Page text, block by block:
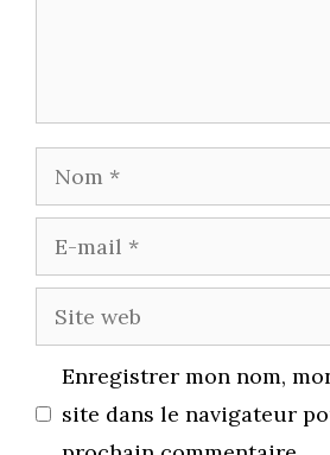
Nom
E-
mail
Site
web
Enregistrer mon nom,
site dans le navigateur